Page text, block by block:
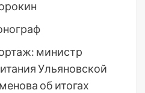
министр
Ульяновской
об итогах